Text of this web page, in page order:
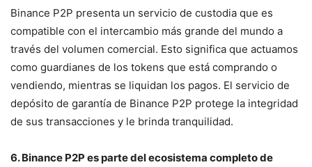
Binance P2P presenta un servicio de custodia que es
compatible con el intercambio más grande del mundo a
través del volumen comercial. Esto significa que actuamos
como guardianes de los tokens que está comprando o
vendiendo, mientras se liquidan los pagos. El servicio de
depósito de garantía de Binance P2P protege la integridad
de sus transacciones y le brinda tranquilidad.
6. Binance P2P es parte del ecosistema completo de